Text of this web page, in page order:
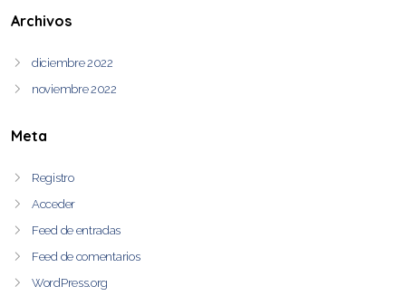
Archivos
diciembre 2022
noviembre 2022
Meta
Registro
Acceder
Feed de entradas
Feed de comentarios
WordPress.org